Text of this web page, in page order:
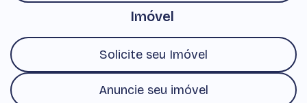
Imóvel
Solicite seu Imóvel
Anuncie seu imóvel